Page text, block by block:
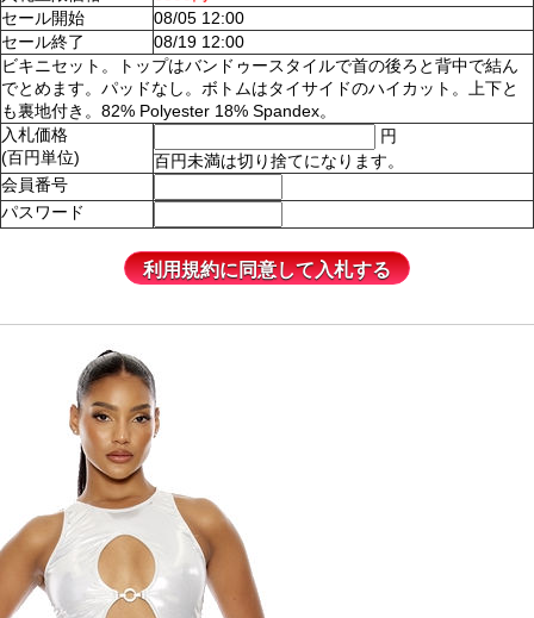
セール開始
08/05 12:00
セール終了
08/19 12:00
ビキニセット。トップはバンドゥースタイルで首の後ろと背中で結ん
でとめます。パッドなし。ボトムはタイサイドのハイカット。上下と
も裏地付き。82% Polyester 18% Spandex。
入札価格
(百円単位)
円
百円未満は切り捨てになります。
会員番号
パスワード